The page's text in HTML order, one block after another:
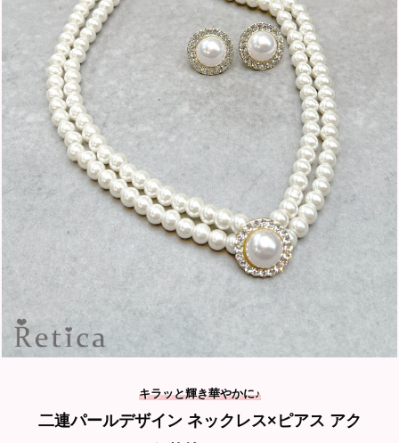
キラッと輝き華やかに♪
二連パールデザイン ネックレス×ピアス アク